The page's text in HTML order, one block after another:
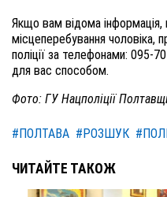
Якщо вам відома
місцеперебування чоловіка,
поліції за телефонами: 095-
для вас способом.
Фото: ГУ Нацполіції
#ПОЛТАВА #РОЗШУК
ЧИТАЙТЕ ТАКОЖ